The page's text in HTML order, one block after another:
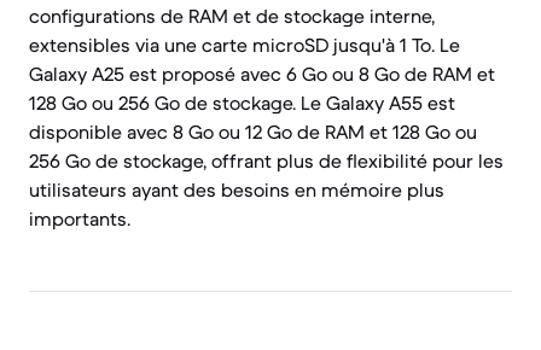
configurations de RAM et de stockage interne,
extensibles via une carte microSD jusqu'à 1 To. Le
Galaxy A25 est proposé avec 6 Go ou 8 Go de RAM et
128 Go ou 256 Go de stockage. Le Galaxy A55 est
disponible avec 8 Go ou 12 Go de RAM et 128 Go ou
256 Go de stockage, offrant plus de flexibilité pour les
utilisateurs ayant des besoins en mémoire plus
importants.